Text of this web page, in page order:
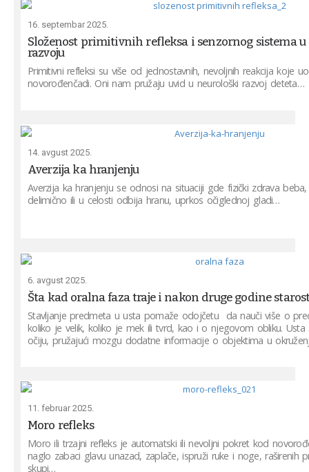
16. septembar 2025.
Složenost primitivnih refleksa i senzornog sistema
razvoju
Primitivni refleksi su više od jednostavnih, nevoljnih reakcija koje
novorođenčadi. Oni nam pružaju uvid u neurološki razvoj deteta…
14. avgust 2025.
Averzija ka hranjenju
Averzija ka hranjenju se odnosi na situaciji gde fizički zdrava
delimično ili u celosti odbija hranu, uprkos očiglednoj gladi…
6. avgust 2025.
Šta kad oralna faza traje i nakon druge godine
Stavljanje predmeta u usta pomaže odojčetu da nauči više o
koliko je velik, koliko je mek ili tvrd, kao i o njegovom obliku.
očiju, pružajući mozgu dodatne informacije o objektima u
11. februar 2025.
Moro refleks
Moro ili trzajni refleks je automatski ili nevoljni pokret kod
naglo zabaci glavu unazad, zaplače, ispruži ruke i noge, raširenih
skupi…